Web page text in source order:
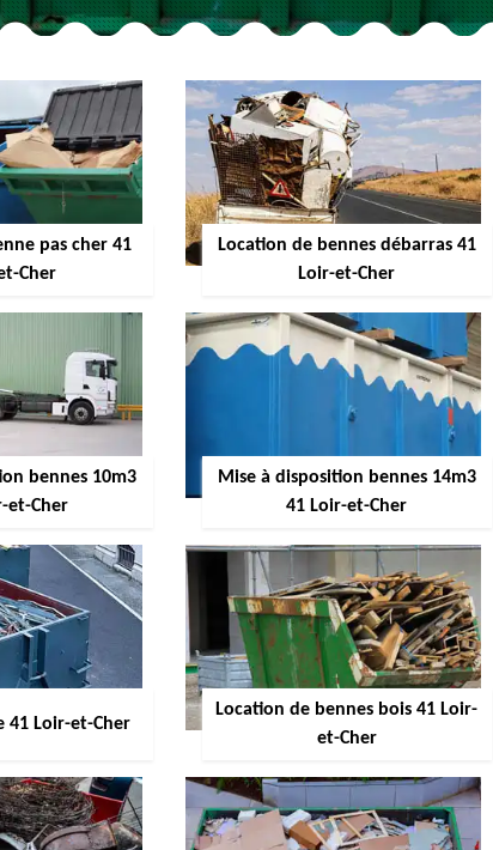
pas cher 41
Cher
Location de bennes débarras 41
Loir-et-Cher
bennes 10m3
et-Cher
Mise à disposition bennes 14m3
41 Loir-et-Cher
41 Loir-et-Cher
Location de bennes bois 41 Loir-
et-Cher